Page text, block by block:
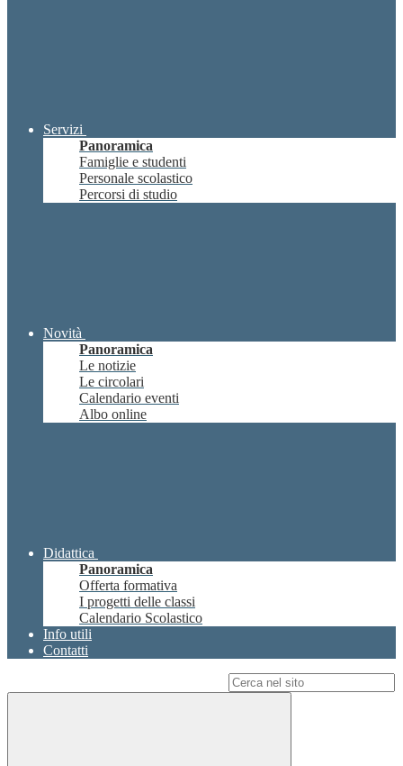
Servizi
Panoramica
Famiglie e studenti
Personale scolastico
Percorsi di studio
Novità
Panoramica
Le notizie
Le circolari
Calendario eventi
Albo online
Didattica
Panoramica
Offerta formativa
I progetti delle classi
Calendario Scolastico
Info utili
Contatti